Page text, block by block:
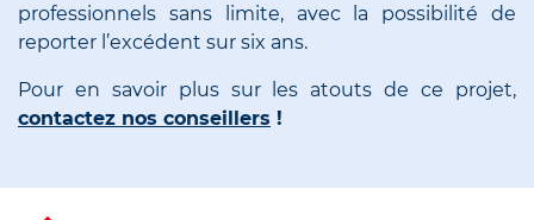
professionnels sans limite, avec la possibilité de
reporter l’excédent sur six ans.
Pour en savoir plus sur les atouts de ce projet,
contactez nos conseillers !